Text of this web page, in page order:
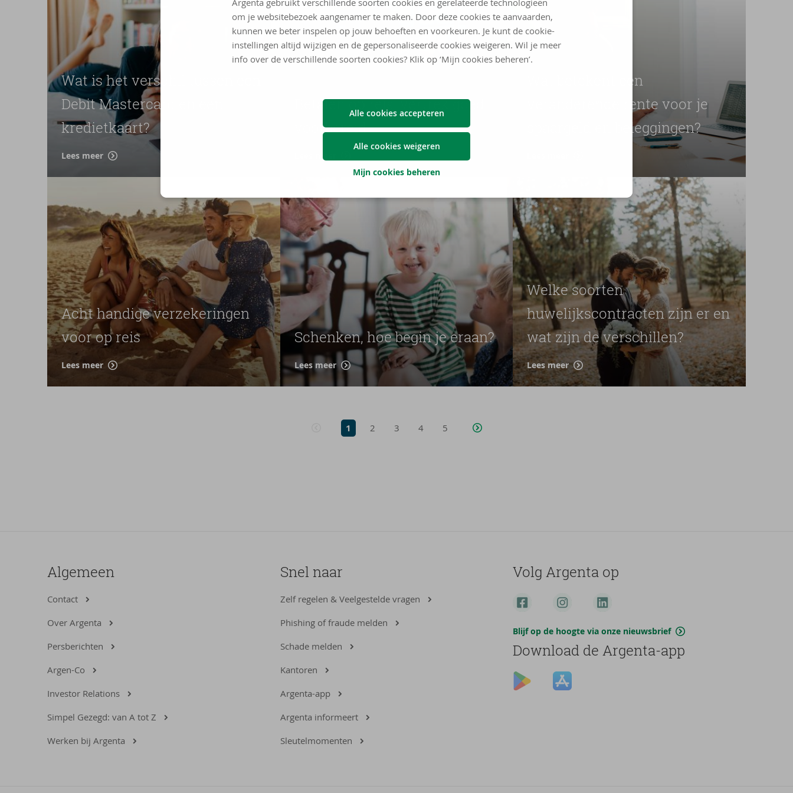
om je websitebezoek aangenamer te maken. Door deze cookies te aanvaarden,
kunnen we beter inspelen op jouw behoeften en voorkeuren. Je kunt de cookie-
instellingen altijd wijzigen en de gepersonaliseerde cookies weigeren. Wil je meer
info over de verschillende soorten cookies? Klik op ‘Mijn cookies beheren’.
Alle cookies accepteren
Alle cookies weigeren
Mijn cookies beheren
Wat is het verschil tussen een
Debit Mastercard en een
kredietkaart?
Lees meer
Betalen op reis: vertrek goed
voorbereid
Wat betekent een
veranderende rente voor je
spaargeld en beleggingen?
Acht handige verzekeringen
voor op reis
Lees meer
Schenken, hoe begin je eraan?
Lees meer
Welke soorten
huwelijkscontracten zijn er en
wat zijn de verschillen?
Lees meer
1 2 3 4 5
Algemeen
Contact
Over Argenta
Persberichten
Argen-Co
Investor Relations
Simpel Gezegd: van A tot Z
Werken bij Argenta
Snel naar
Zelf regelen & Veelgestelde vragen
Phishing of fraude melden
Schade melden
Kantoren
Argenta-app
Argenta informeert
Sleutelmomenten
Volg Argenta op
Blijf op de hoogte via onze nieuwsbrief
Download de Argenta-app